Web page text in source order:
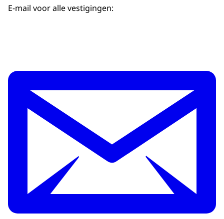
E-mail voor alle vestigingen: